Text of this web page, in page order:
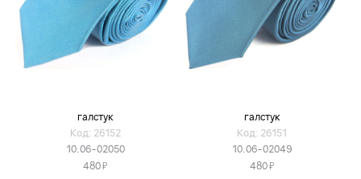
галстук
Код: 26152
10.06-02050
480Я
галстук
Код: 26151
10.06-02049
480Я